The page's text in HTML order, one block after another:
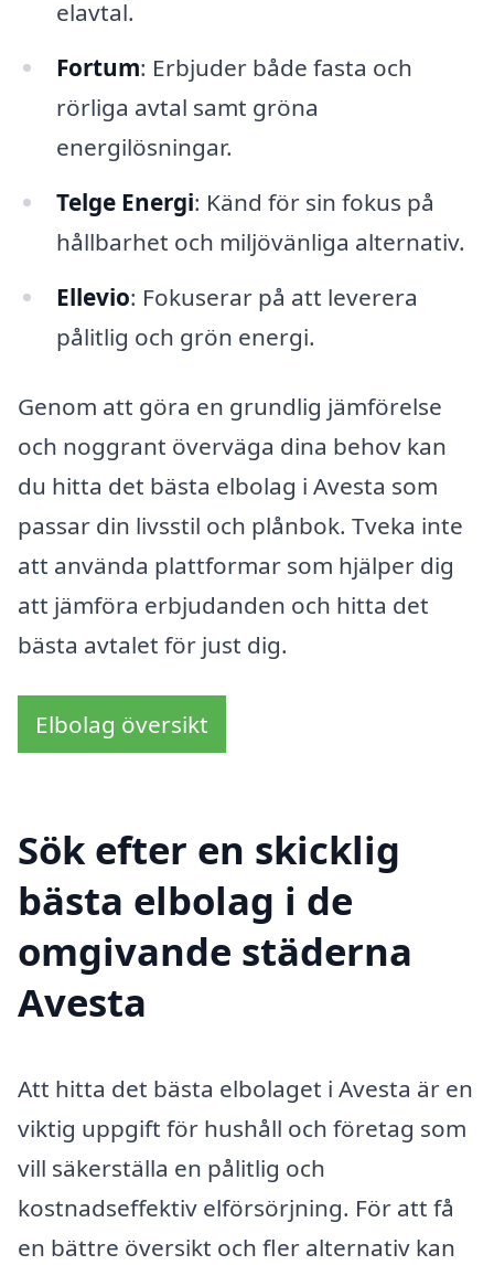
elavtal.
Fortum: Erbjuder både fasta och
rörliga avtal samt gröna
energilösningar.
Telge Energi: Känd för sin fokus på
hållbarhet och miljövänliga alternativ.
Ellevio: Fokuserar på att leverera
pålitlig och grön energi.
Genom att göra en grundlig jämförelse
och noggrant överväga dina behov kan
du hitta det bästa elbolag i Avesta som
passar din livsstil och plånbok. Tveka inte
att använda plattformar som hjälper dig
att jämföra erbjudanden och hitta det
bästa avtalet för just dig.
Elbolag översikt
Sök efter en skicklig
bästa elbolag i de
omgivande städerna
Avesta
Att hitta det bästa elbolaget i Avesta är en
viktig uppgift för hushåll och företag som
vill säkerställa en pålitlig och
kostnadseffektiv elförsörjning. För att få
en bättre översikt och fler alternativ kan